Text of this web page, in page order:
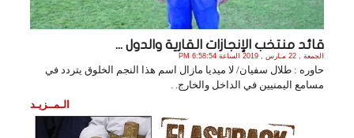
قائد منتخب الإنجازات القارية والدول ...
الجمعة , 22 مـارس , 2019 الساعة 6:58:54 PM
حاوره : طلال سفيان/ لا ميديا مازال اسم هذا النجم الخلوق يتردد في
مسامع اليمنيين في الداخل والخارج. .
الـمــزيـد